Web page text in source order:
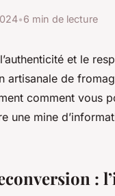
•6 min de lecture
et le
artisanale de
comment vous
une mine
: